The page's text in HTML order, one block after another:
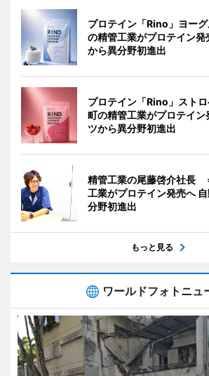
プロテイン「Rino」ヨ
の精管工業がプロテイン発
から異分野初進出
プロテイン「Rino」ス
町の精管工業がプロテイン
ツから異分野初進出
精管工業の尾藤啓介社長
工業がプロテイン発売へ
分野初進出
もっと見る
ワールドフォトニュ